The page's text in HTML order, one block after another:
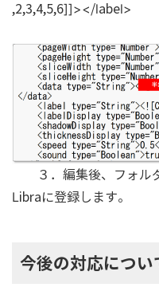
,2,3,4,5,6]]></label>
３．編集後、フォルダ
Libraに登録します。
今後の対応につい